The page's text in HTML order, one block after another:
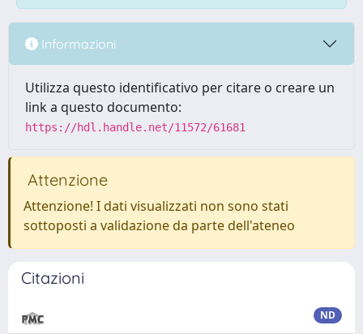
Informazioni
Utilizza questo identificativo per citare o creare un
link a questo documento:
https://hdl.handle.net/11572/61681
Attenzione
Attenzione! I dati visualizzati non sono stati
sottoposti a validazione da parte dell'ateneo
Citazioni
ND